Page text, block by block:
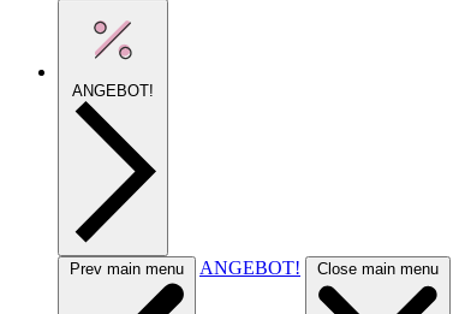
ANGEBOT!
Prev main menu ANGEBOT! Close main menu